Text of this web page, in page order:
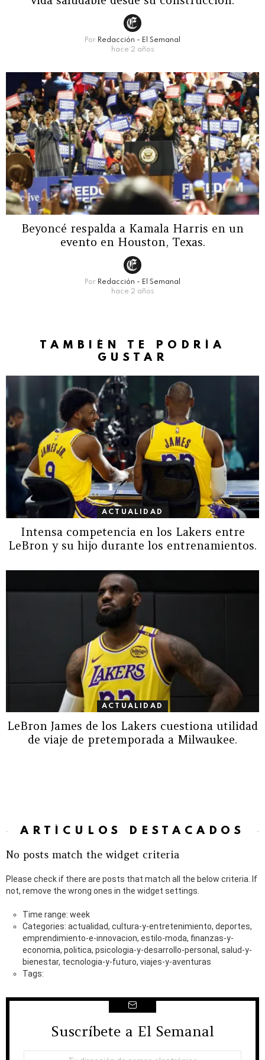
Por Redacción - El Semanal
hace 2 años
Beyoncé respalda a Kamala Harris en un
evento en Houston, Texas.
Por Redacción - El Semanal
hace 2 años
TAMBIÉN TE PODRÍA
GUSTAR
ACTUALIDAD
Intensa competencia en los Lakers entre
LeBron y su hijo durante los entrenamientos.
ACTUALIDAD
LeBron James de los Lakers cuestiona utilidad
de viaje de pretemporada a Milwaukee.
ARTÍCULOS DESTACADOS
No posts match the widget criteria
Please check if there are posts that match all the below criteria. If
not, remove the wrong ones in the widget settings.
Time range: week
Categories: actualidad, cultura-y-entretenimiento, deportes,
emprendimiento-e-innovacion, estilo-moda, finanzas-y-
economia, politica, psicologia-y-desarrollo-personal, salud-y-
bienestar, tecnologia-y-futuro, viajes-y-aventuras
Tags:
NEWSLETTER
Suscríbete a El Semanal